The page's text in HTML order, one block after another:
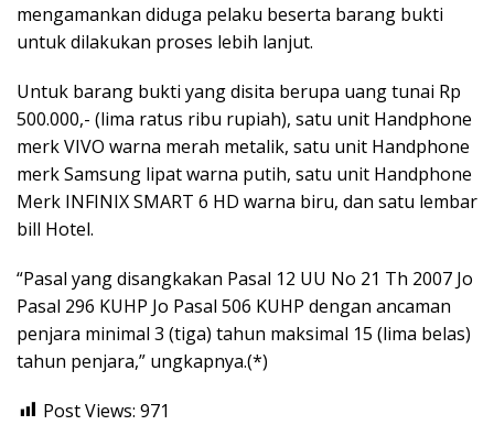
mengamankan diduga pelaku beserta barang bukti
untuk dilakukan proses lebih lanjut.
Untuk barang bukti yang disita berupa uang tunai Rp
500.000,- (lima ratus ribu rupiah), satu unit Handphone
merk VIVO warna merah metalik, satu unit Handphone
merk Samsung lipat warna putih, satu unit Handphone
Merk INFINIX SMART 6 HD warna biru, dan satu lembar
bill Hotel.
“Pasal yang disangkakan Pasal 12 UU No 21 Th 2007 Jo
Pasal 296 KUHP Jo Pasal 506 KUHP dengan ancaman
penjara minimal 3 (tiga) tahun maksimal 15 (lima belas)
tahun penjara,” ungkapnya.(*)
Post Views: 971